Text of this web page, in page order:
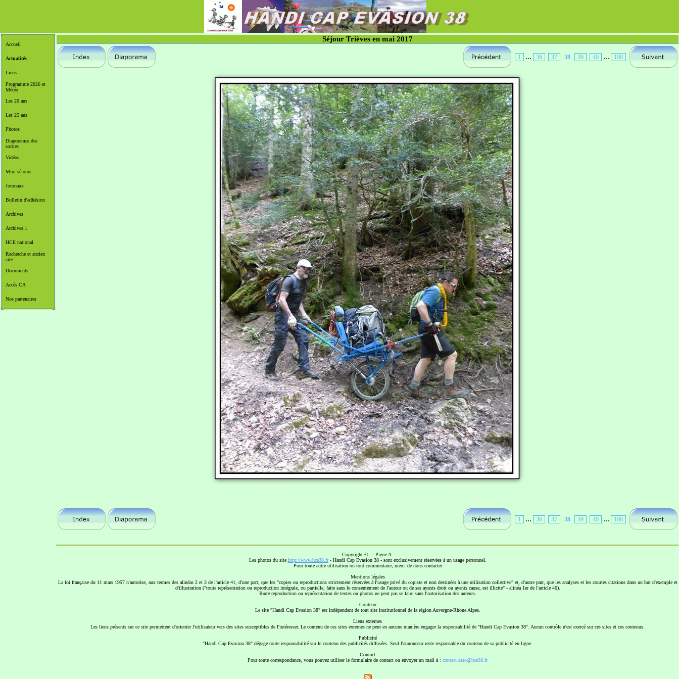
Accueil
Actualités
Liens
Programme 2026 et
Météo
Les 20 ans
Les 25 ans
Photos
Diaporamas des
sorties
Vidéos
Mini séjours
Journaux
Bulletin d'adhésion
Archives
Archives 1
HCE national
Recherche et ancien
site
Documents
Accès CA
Nos partenaires
Séjour Trièves en mai 2017
1 ... 36 37 38 39 40 ... 108
1 ... 36 37 38 39 40 ... 108
Copyright © – Pierre A.
Les photos du site http://www.hce38.fr- Handi Cap Evasion 38 - sont exclusivement réservées à un usage personnel.
Pour toute autre utilisation ou tout commentaire, merci de nous contacter
Mentions légales
La loi française du 11 mars 1957 n'autorise, aux termes des alinéas 2 et 3 de l'article 41, d'une part, que les "copies ou reproductions strictement réservées à l'usage privé du copiste et non destinées à une utilisation collective" et, d'autre part, que les analyses et les courtes citations dans un but d'exemple et
d'illustration ("toute représentation ou reproduction intégrale, ou partielle, faite sans le consentement de l'auteur ou de ses ayants droit ou ayants cause, est illicite" - alinéa 1er de l'article 40).
Toute reproduction ou représentation de textes ou photos ne peut pas se faire sans l'autorisation des auteurs.
Contenu
Le site "Handi Cap Evasion 38" est indépendant de tout site institutionnel de la région Auvergne-Rhône Alpes.
Liens externes
Les liens présents sur ce site permettent d'orienter l'utilisateur vers des sites susceptibles de l'intéresser. Le contenu de ces sites externes ne peut en aucune manière engager la responsabilité de "Handi Cap Evasion 38". Aucun contrôle n'est exercé sur ces sites et ces contenus.
Publicité
"Handi Cap Evasion 38" dégage toute responsabilité sur le contenu des publicités diffusées. Seul l'annonceur reste responsable du contenu de sa publicité en ligne.
Contact
Pour toute correspondance, vous pouvez utiliser le formulaire de contact ou envoyer un mail à : contact.asso@hce38.fr